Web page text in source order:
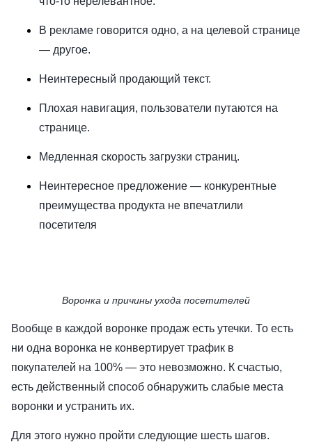
В рекламе говорится одно, а на целевой странице
— другое.
Неинтересный продающий текст.
Плохая навигация, пользователи путаются на
странице.
Медленная скорость загрузки страниц.
Неинтересное предложение — конкурентные
преимущества продукта не впечатлили
посетителя
Воронка и причины ухода посетителей
Вообще в каждой воронке продаж есть утечки. То есть
ни одна воронка не конвертирует трафик в
покупателей на 100% — это невозможно. К счастью,
есть действенный способ обнаружить слабые места
воронки и устранить их.
Для этого нужно пройти следующие шесть шагов.